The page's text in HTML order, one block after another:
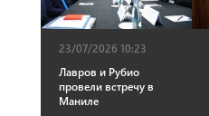
23/07/2026 10:23
Лавров и Рубио
провели встречу в
Маниле